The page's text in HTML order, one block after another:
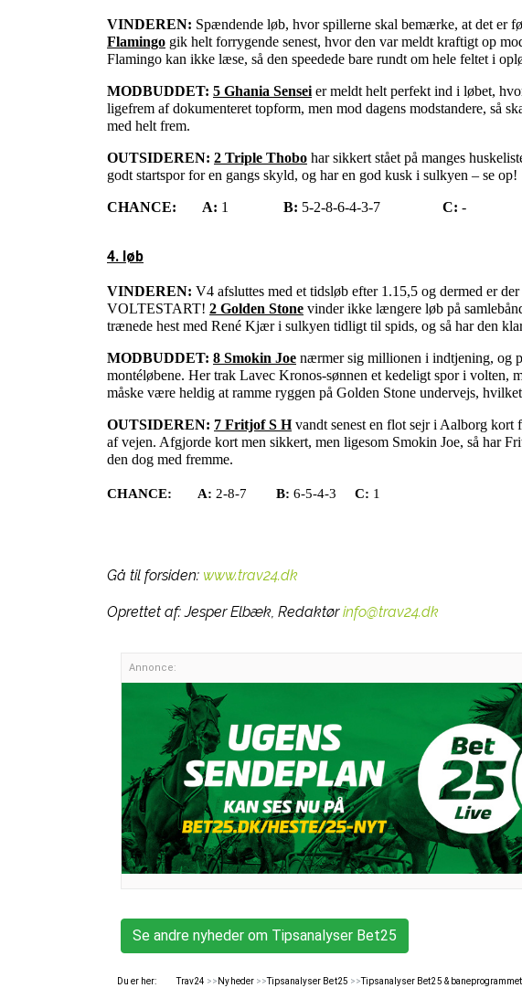
VINDEREN: Spændende løb, hvor spillerne skal bemærke, at det er
Flamingo gik helt forrygende senest, hvor den var meldt kraftigt op
Flamingo kan ikke læse, så den speedede bare rundt om hele feltet i
MODBUDDET: 5 Ghania Senseier meldt helt perfekt ind i løbet,
ligefrem af dokumenteret topform, men mod dagens modstandere, så
med helt frem.
OUTSIDEREN: 2 Triple Thobo har sikkert stået på manges
godt startspor for en gangs skyld, og har en god kusk i sulkyen – se op!
CHANCE: A: 1 B: 5-2-8-6-4-3-7 C: -
4. løb
VINDEREN: V4 afsluttes med et tidsløb efter 1.15,5 og dermed er
VOLTESTART! 2 Golden Stone vinder ikke længere løb på
trænede hest med René Kjær i sulkyen tidligt til spids, og så har den
MODBUDDET: 8 Smokin Joe nærmer sig millionen i indtjening, og
montéløbene. Her trak Lavec Kronos-sønnen et kedeligt spor i volten,
måske være heldig at ramme ryggen på Golden Stone undervejs,
OUTSIDEREN: 7 Fritjof S Hvandt senest en flot sejr i Aalborg kort
af vejen. Afgjorde kort men sikkert, men ligesom Smokin Joe, så har
den dog med fremme.
CHANCE: A: 2-8-7 B: 6-5-4-3 C: 1
Gå til forsiden: www.trav24.dk
Oprettet af:Jesper Elbæk, Redaktør info@trav24.dk
Annonce:
Se andre nyheder om Tipsanalyser Bet25
Du er her: Trav24 >> Nyheder>>Tipsanalyser Bet25 >>Tipsanalyser Bet25 &